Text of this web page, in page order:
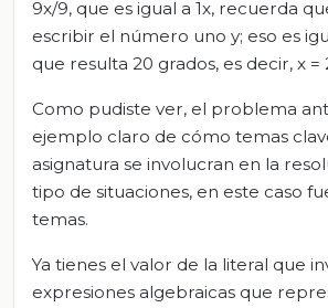
9x/9, que es igual a 1x, recuerda
escribir el número uno y; eso es
que resulta 20 grados, es decir, x =
Como pudiste ver, el problema
ejemplo claro de cómo temas
asignatura se involucran en la
tipo de situaciones, en este caso
temas.
Ya tienes el valor de la literal que
expresiones algebraicas que